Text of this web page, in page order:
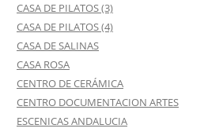
CASA DE PILATOS (3)
CASA DE PILATOS (4)
CASA DE SALINAS
CASA ROSA
CENTRO DE CERÁMICA
CENTRO DOCUMENTACION ARTES
ESCENICAS ANDALUCIA